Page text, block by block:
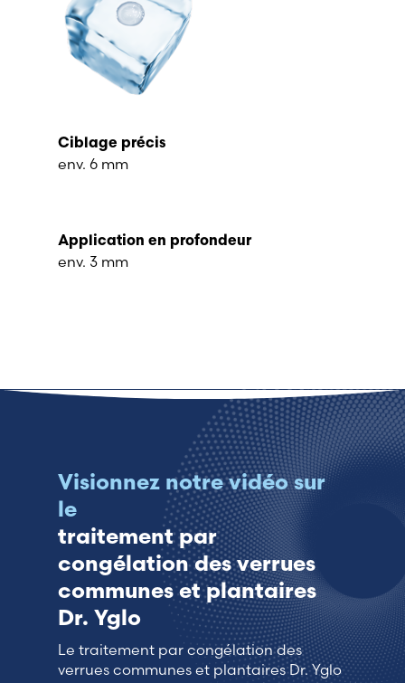
Ciblage précis
env. 6 mm
Application en profondeur
env. 3 mm
Visionnez notre vidéo sur
le
traitement par
congélation des verrues
communes et plantaires
Dr. Yglo
Le traitement par congélation des
verrues communes et plantaires Dr. Yglo